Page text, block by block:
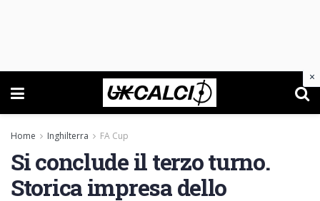
Home Inghilterra FA Cup
Si conclude il terzo turno.
Storica impresa dello
×